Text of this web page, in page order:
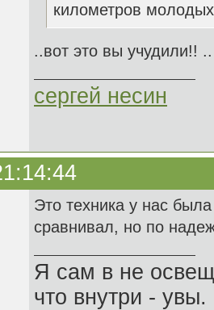
километров
..вот это вы учудили!!
сергей несин
Это техника у нас
сравнивал, но по
Я сам в не
что внутри - увы.